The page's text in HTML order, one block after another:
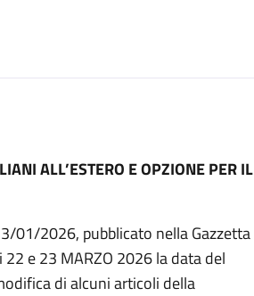
ALL’ESTERO E OPZIONE PER IL
01/2026, pubblicato nella Gazzetta
e 23 MARZO 2026 la data del
di alcuni articoli della